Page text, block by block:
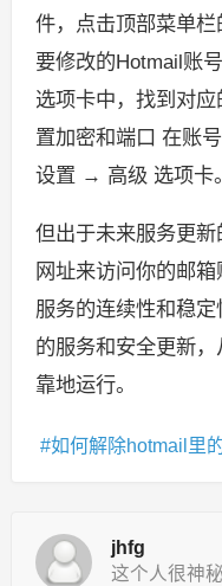
件，点击顶部菜单
要修改的Hotmail账
选项卡中，找到对
置加密和端口 在账
设置 → 高级 选项卡。
但出于未来服务更
网址来访问你的邮
服务的连续性和稳
的服务和安全更新
靠地运行。
如何解除hotmail里
jhfg
这个人很神秘